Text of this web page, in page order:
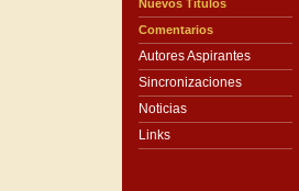
Nuevos Títulos
Comentarios
Autores Aspirantes
Sincronizaciones
Noticias
Links